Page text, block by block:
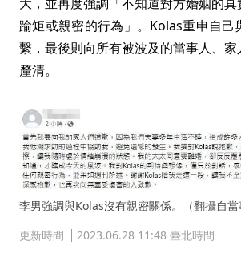
踰矩或親密的行為」。Kolas重申自己
繫，最後則向所有被波及的當事人、
釐清。
李男強調與Kolas沒有親密關係。（翻攝自當
更新時間
2023.06.28 11:48 臺北時間